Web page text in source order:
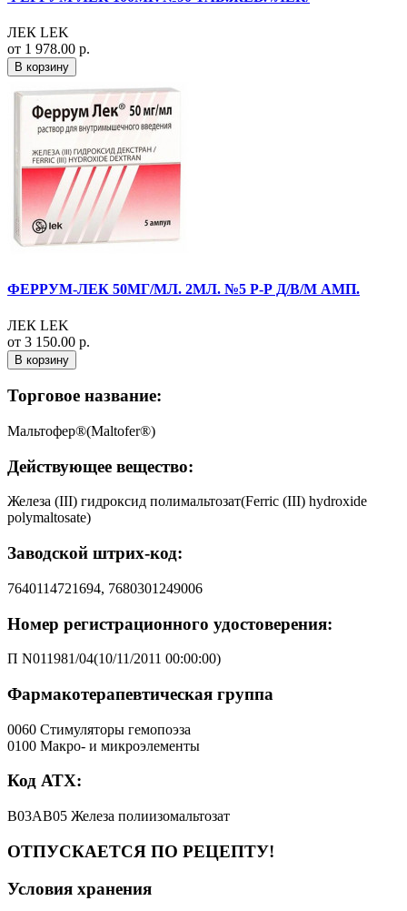
ЛЕК LEK
от 1 978.00 р.
В корзину
ФЕРРУМ-ЛЕК 50МГ/МЛ. 2МЛ. №5 Р-Р Д/В/М АМП.
ЛЕК LEK
от 3 150.00 р.
В корзину
Торговое название:
Мальтофер®(Maltofer®)
Действующее вещество:
Железа (III) гидроксид полимальтозат(Ferric (III) hydroxide
polymaltosate)
Заводской штрих-код:
7640114721694, 7680301249006
Номер регистрационного удостоверения:
П N011981/04(10/11/2011 00:00:00)
Фармакотерапевтическая группа
0060 Стимуляторы гемопоэза
0100 Макро- и микроэлементы
Код АТХ:
B03AB05 Железа полиизомальтозат
ОТПУСКАЕТСЯ ПО РЕЦЕПТУ!
Условия хранения